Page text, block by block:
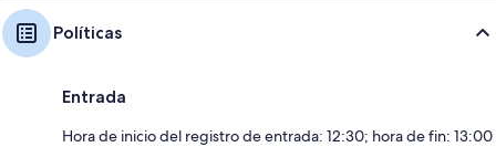
Políticas
Entrada
Hora de inicio del registro de entrada: 12:30; hora de fin: 13:00